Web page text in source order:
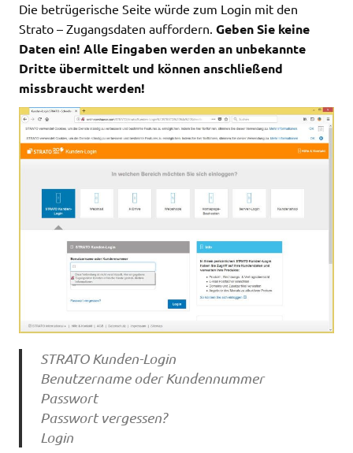
Die betrügerische Seite würde zum Login mit den
Strato – Zugangsdaten auffordern. Geben Sie keine
Daten ein! Alle Eingaben werden an unbekannte
Dritte übermittelt und können anschließend
missbraucht werden!
STRATO Kunden-Login
Benutzername oder Kundennummer
Passwort
Passwort vergessen?
Login